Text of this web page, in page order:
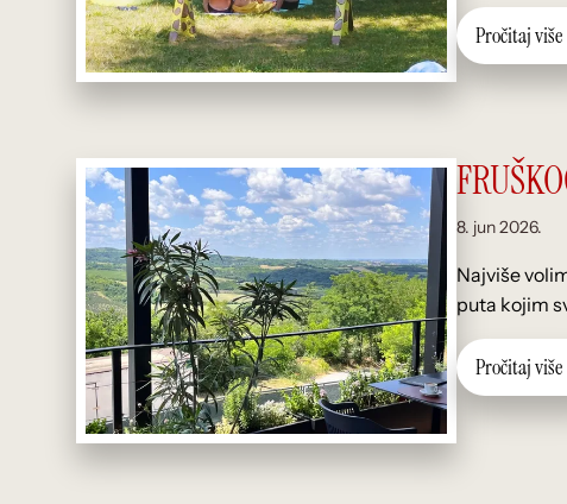
Pročitajviše
8. jun 2026.
Najviše
puta kojim
Pročitajviše